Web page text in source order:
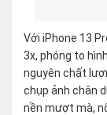
Với iPhone 13
3x, phóng to
nguyên chất
chụp ảnh chân
nền mượt mà,